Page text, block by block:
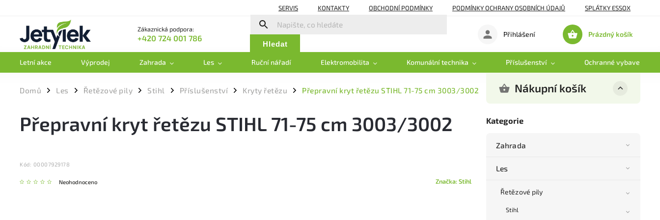
SERVIS KONTAKTY OBCHODNÍ PODMÍNKY PODMÍNKY OCHRANY OSOBNÍCH ÚDAJŮ SPLÁTKY ESSOX
Zákaznická podpora:
+420 724 001 786
Hledat
Nákupní
Prázdný košík
Přihlášení
Letní akce Výprodej Zahrada Les Ruční nářadí Elektromobilita Komunální technika Příslušenství Ochranné vybavení
Domů / Les / Řetězové pily / Stihl / Příslušenství / Kryty řetězu / Přepravní kryt řetězu STIHL 71-75 cm 3003/3002 Nákupní košík
Kategorie
Zahrada
Les
Řetězové pily
Stihl
Přepravní kryt řetězu STIHL 71-75 cm 3003/3002
Kód: 00007929178
Neohodnoceno Značka:Stihl